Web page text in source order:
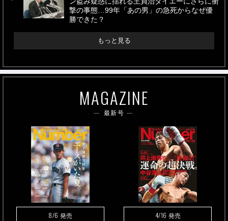
撃の事態…99年「あの男」の急死からなぜ優
勝できた？
もっと見る
MAGAZINE
最新号
8/6 発売 4/16 発売